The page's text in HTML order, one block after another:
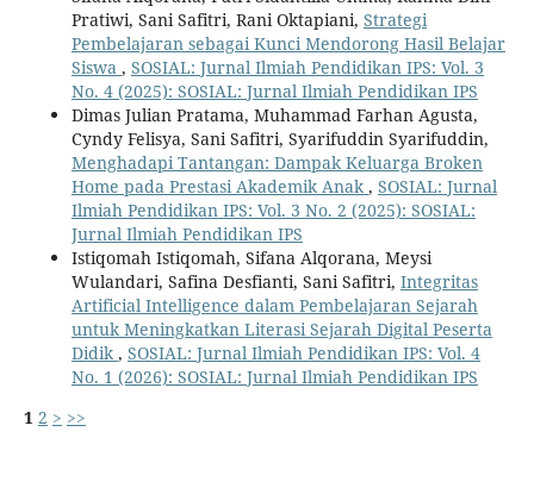
Pratiwi, Sani Safitri, Rani Oktapiani, Strategi
Pembelajaran sebagai Kunci Mendorong Hasil Belajar
Siswa , SOSIAL: Jurnal Ilmiah Pendidikan IPS: Vol. 3
No. 4 (2025): SOSIAL: Jurnal Ilmiah Pendidikan IPS
Dimas Julian Pratama, Muhammad Farhan Agusta,
Cyndy Felisya, Sani Safitri, Syarifuddin Syarifuddin,
Menghadapi Tantangan: Dampak Keluarga Broken
Home pada Prestasi Akademik Anak , SOSIAL: Jurnal
Ilmiah Pendidikan IPS: Vol. 3 No. 2 (2025): SOSIAL:
Jurnal Ilmiah Pendidikan IPS
Istiqomah Istiqomah, Sifana Alqorana, Meysi
Wulandari, Safina Desfianti, Sani Safitri, Integritas
Artificial Intelligence dalam Pembelajaran Sejarah
untuk Meningkatkan Literasi Sejarah Digital Peserta
Didik , SOSIAL: Jurnal Ilmiah Pendidikan IPS: Vol. 4
No. 1 (2026): SOSIAL: Jurnal Ilmiah Pendidikan IPS
1 2 > >>